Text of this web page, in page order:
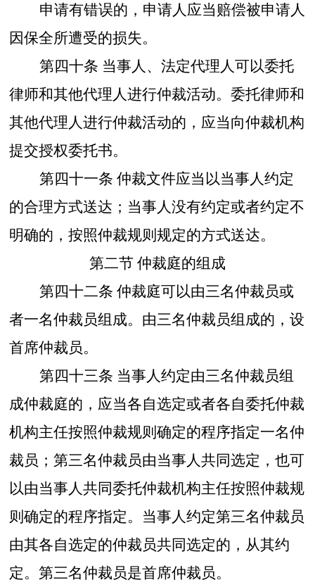
申请有错误的，申请人应当赔偿被申请人
因保全所遭受的损失。
第四十条 当事人、法定代理人可以委托
律师和其他代理人进行仲裁活动。委托律师和
其他代理人进行仲裁活动的，应当向仲裁机构
提交授权委托书。
第四十一条 仲裁文件应当以当事人约定
的合理方式送达；当事人没有约定或者约定不
明确的，按照仲裁规则规定的方式送达。
第二节 仲裁庭的组成
第四十二条 仲裁庭可以由三名仲裁员或
者一名仲裁员组成。由三名仲裁员组成的，设
首席仲裁员。
第四十三条 当事人约定由三名仲裁员组
成仲裁庭的，应当各自选定或者各自委托仲裁
机构主任按照仲裁规则确定的程序指定一名仲
裁员；第三名仲裁员由当事人共同选定，也可
以由当事人共同委托仲裁机构主任按照仲裁规
则确定的程序指定。当事人约定第三名仲裁员
由其各自选定的仲裁员共同选定的，从其约
定。第三名仲裁员是首席仲裁员。